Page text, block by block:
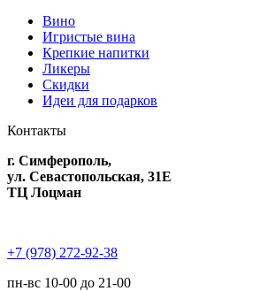
Вино
Игристые вина
Крепкие напитки
Ликеры
Скидки
Идеи для подарков
Контакты
г. Симферополь,
ул. Севастопольская, 31Е
ТЦ Лоцман
+7 (978) 272-92-38
пн-вс 10-00 до 21-00